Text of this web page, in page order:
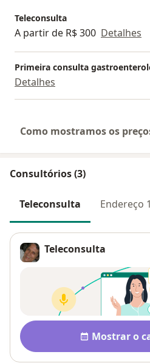
Teleconsulta
A partir de R$ 300 Detalhes
Primeira consulta
Detalhes
Como mostramos os
Consultórios (3)
Teleconsulta Endereço 1
Teleconsulta
Disponibilidade
Mostrar o